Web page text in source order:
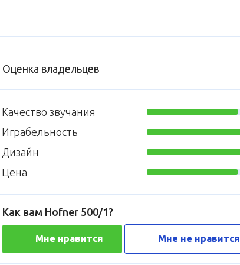
Оценка владельцев
Качество звучания
Играбельность
Дизайн
Цена
Как вам Hofner 500/1?
Мне нравится Мне не нравится